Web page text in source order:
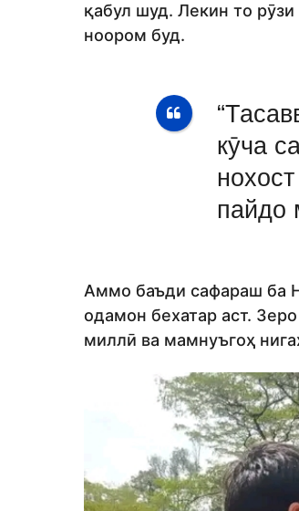
қабул шуд. Лекин то
ноором буд.
кӯча
пайдо
Аммо баъди сафараш ба
одамон бехатар аст.
миллӣ ва мамнуъгоҳ